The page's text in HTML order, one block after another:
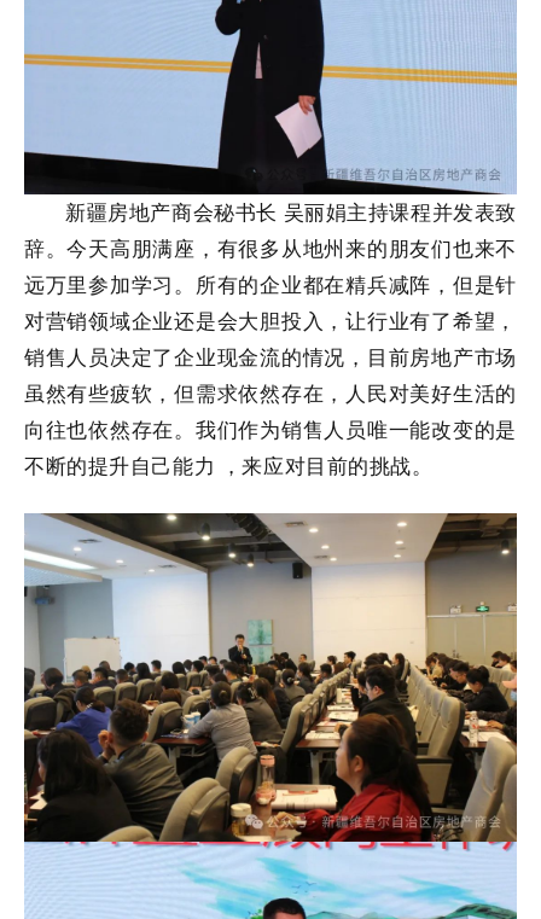
新疆房地产商会秘书长 吴丽娟主持课程并发表致
辞。今天高朋满座，有很多从地州来的朋友们也来不
远万里参加学习。所有的企业都在精兵减阵，但是针
对营销领域企业还是会大胆投入，让行业有了希望，
销售人员决定了企业现金流的情况，目前房地产市场
虽然有些疲软，但需求依然存在，人民对美好生活的
向往也依然存在。我们作为销售人员唯一能改变的是
不断的提升自己能力 ，来应对目前的挑战。